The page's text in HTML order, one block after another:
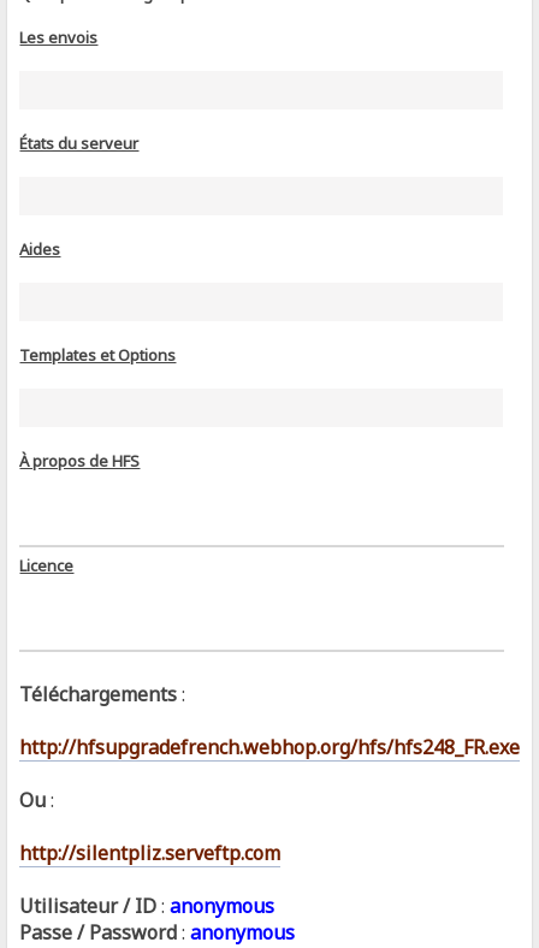
Les envois
États du serveur
Aides
Templates et Options
À propos de HFS
Licence
Téléchargements:
http://hfsupgradefrench.webhop.org/hfs/hfs248_FR.exe
Ou:
http://silentpliz.serveftp.com
Utilisateur / ID:anonymous
Passe / Password:anonymous